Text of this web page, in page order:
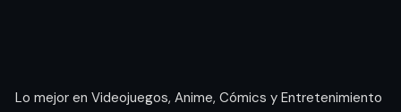
Lo mejor en Videojuegos, Anime, Cómics y Entretenimiento